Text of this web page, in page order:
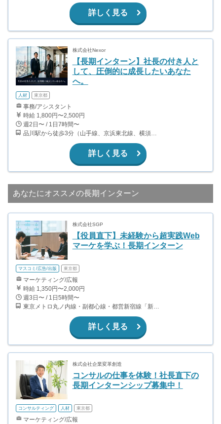
詳しく見る
株式会社Nexor
【長期インターン】社長の付き人と
して、圧倒的に成長したいあなた
へ。
人材 東京都
事務/アシスタント
時給 1,800円〜2,500円
週2日〜 / 1日7時間〜
品川駅から徒歩3分（山手線、京浜東北線、横須賀線、上野東京ライン、ほか） 上大岡駅～都内の送迎なので、横浜付近在住が望ましいです。
詳しく見る
あなたにオススメの長期インターン
株式会社SGP
【役員直下】未経験から超実践Web
マーケを学ぶ！長期インターン
マスコミ/広告/出版 東京都
マーケティング/広報
時給 1,350円〜2,000円
週3日〜 / 1日5時間〜
東京メトロ丸ノ内線・副都心線・都営新宿線「新宿三丁目」駅直結、 JR各線・小田急線・京王線「新宿」駅徒歩5分
詳しく見る
株式会社企業変革創造
コンサルの仕事を体験！社長直下の
長期インターンシップ募集中！
コンサルティング 人材 東京都
マーケティング/広報